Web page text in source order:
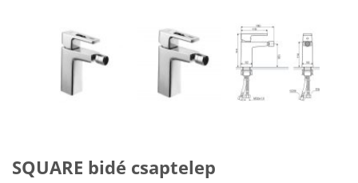
SQUARE bidé csaptelep